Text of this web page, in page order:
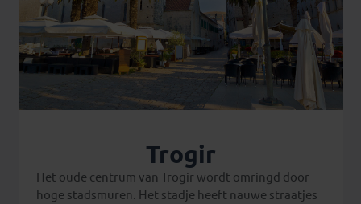
Trogir
Het oude centrum van Trogir wordt omringd door
hoge stadsmuren. Het stadje heeft nauwe straatjes